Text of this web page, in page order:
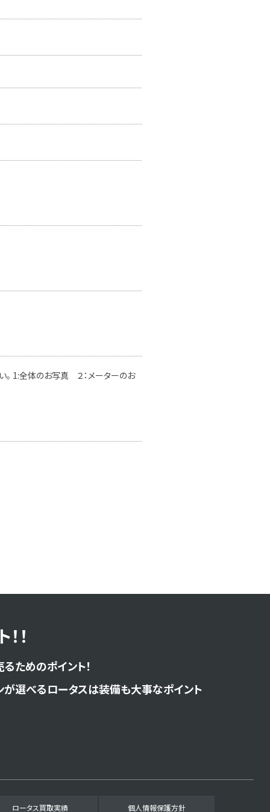
1:全体のお写真 ２：メーターのお
！
ためのポイント！
が選べるロータスは装備も大事なポイント
ロータス買取実績 個人情報保護方針